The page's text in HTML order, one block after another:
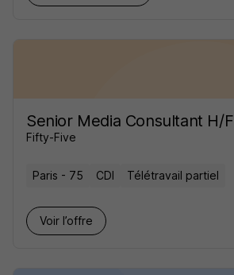
Senior Media Consultant H/F
Fifty-Five
Paris - 75 CDI Télétravail partiel
Voir l’offre